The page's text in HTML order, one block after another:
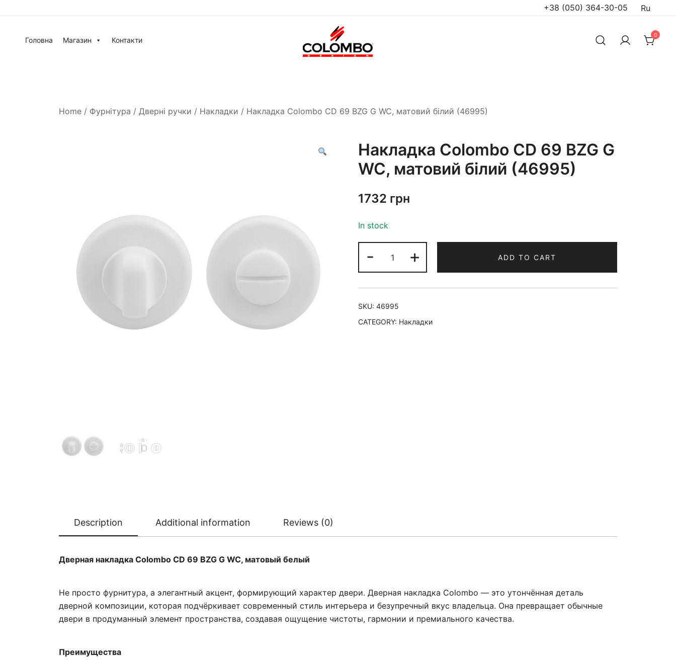
+38 (050) 364-30-05 Ru
Головна Магазин Контакти
0
Home / Фурнітура / Дверні ручки / Накладки / Накладка Colombo CD 69 BZG G WC, матовий білий (46995)
Накладка Colombo CD 69 BZG G
WC, матовий білий (46995)
1732 грн
In stock
- + ADD TO CART
SKU: 46995
CATEGORY: Накладки
Description Additional information Reviews (0)
Дверная накладка Colombo CD 69 BZG G WC, матовый белый
Не просто фурнитура, а элегантный акцент, формирующий характер двери. Дверная накладка Colombo — это утончённая деталь
дверной композиции, которая подчёркивает современный стиль интерьера и безупречный вкус владельца. Она превращает обычные
двери в продуманный элемент пространства, создавая ощущение чистоты, гармонии и премиального качества.
Преимущества